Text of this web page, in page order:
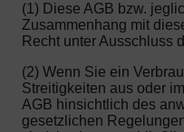
(1) Diese AGB bzw.
Zusammenhang mit
Recht unter Ausschluss
(2) Wenn Sie ein
Streitigkeiten aus oder
AGB hinsichtlich des
gesetzlichen